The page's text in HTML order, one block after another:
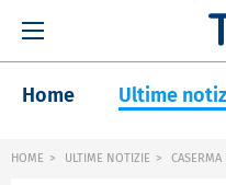
Home Ultime
HOME ULTIME NOTIZIE CASERMA